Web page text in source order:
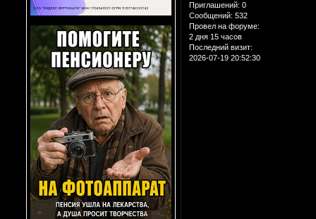
Приглашений: 0
Сообщений: 532
Провел на форуме:
2 дня 15 часов
Последний визит:
2026-07-19 20:52:30